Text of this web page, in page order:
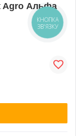
Agro Альфа
КНОПКА
ЗВ'ЯЗКУ